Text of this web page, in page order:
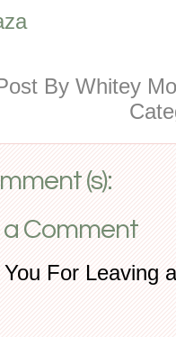
By Whitey
(s):
a Comment
For Leaving